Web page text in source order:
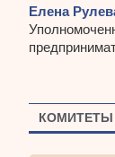
Елена
КОМИТЕТЫ